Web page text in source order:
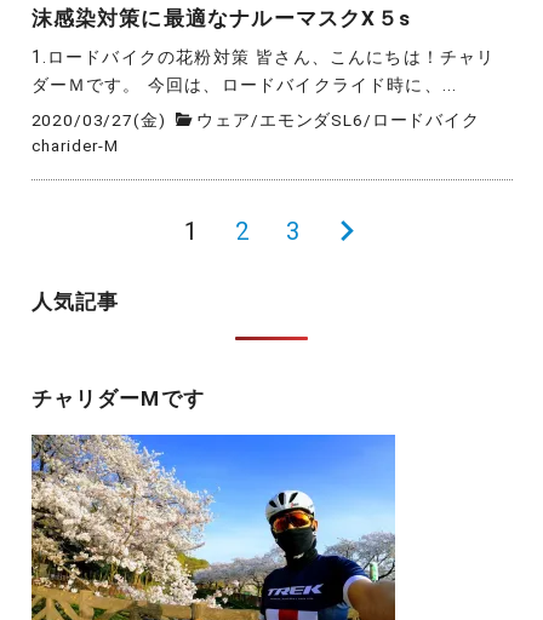
沫感染対策に最適なナルーマスクX５s
1.ロードバイクの花粉対策 皆さん、こんにちは！チャリ
ダーＭです。 今回は、ロードバイクライド時に、...
2020/03/27(金) ウェア/エモンダSL6/ ロードバイク
charider-M
の
ー
ジ
送
り
1 2 3
次
人気記事
チャリダーMです